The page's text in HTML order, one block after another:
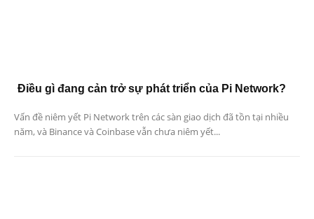
Điều gì đang cản trở sự phát triển của Pi Network?
Vấn đề niêm yết Pi Network trên các sàn giao dịch đã tồn tại nhiều
năm, và Binance và Coinbase vẫn chưa niêm yết...